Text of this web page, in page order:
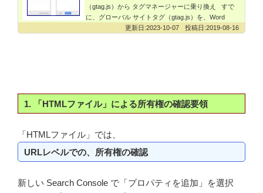
（gtag.js）から タグマネージャーに乗り換え すで
に、グローバル サイトタグ（gtag.js）を、Word
2019-08-16
2023-10-07
1. 「HTMLファイル」による所有権の確認要領
「HTMLファイル」では、
URLレベルでの、所有権の確認
新しい Search Console で「プロパティを追加」を選択